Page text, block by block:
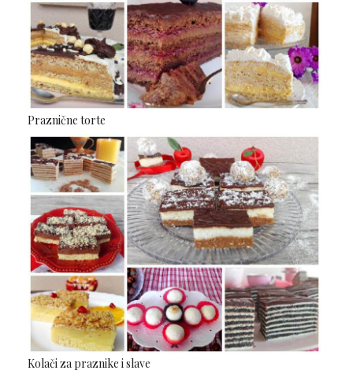
Praznične torte
Kolači za praznike i slave